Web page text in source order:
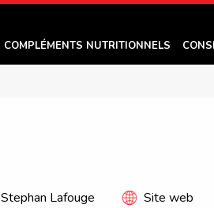
COMPLÉMENTS NUTRITIONNELS
Stephan Lafouge Site web